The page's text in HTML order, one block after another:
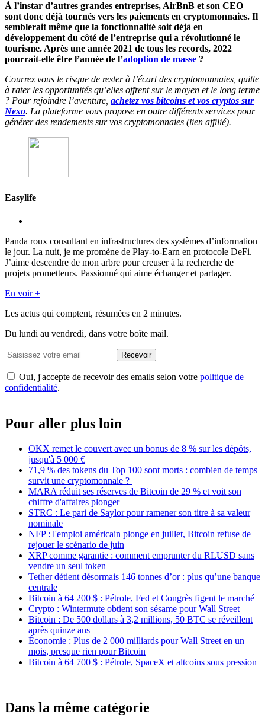
À l’instar d’autres grandes entreprises, AirBnB et son CEO
sont donc déjà tournés vers les paiements en cryptomonnaies. Il
semblerait même que la fonctionnalité soit déjà en
développement du côté de l’entreprise qui a révolutionné le
tourisme. Après une année 2021 de tous les records, 2022
pourrait-elle être l’année de l’adoption de masse ?
Courrez vous le risque de rester à l’écart des cryptomonnaies, quitte
à rater les opportunités qu’elles offrent sur le moyen et le long terme
? Pour rejoindre l’aventure, achetez vos bitcoins et vos cryptos sur
Nexo. La plateforme vous propose en outre différents services pour
générer des rendements sur vos cryptomonnaies (lien affilié).
Easylife
Panda roux consultant en infrastructures des systèmes d’information
le jour. La nuit, je me promène de Play-to-Earn en protocole DeFi.
J’aime descendre de mon arbre pour creuser à la recherche de
projets prometteurs. Passionné qui aime échanger et partager.
En voir +
Les actus qui comptent, résumées en 2 minutes.
Du lundi au vendredi, dans votre boîte mail.
Recevoir
Oui, j'accepte de recevoir des emails selon votre politique de
confidentialité.
Pour aller plus loin
OKX remet le couvert avec un bonus de 8 % sur les dépôts,
jusqu'à 5 000 €
71,9 % des tokens du Top 100 sont morts : combien de temps
survit une cryptomonnaie ?
MARA réduit ses réserves de Bitcoin de 29 % et voit son
chiffre d'affaires plonger
STRC : Le pari de Saylor pour ramener son titre à sa valeur
nominale
NFP : l'emploi américain plonge en juillet, Bitcoin refuse de
rejouer le scénario de juin
XRP comme garantie : comment emprunter du RLUSD sans
vendre un seul token
Tether détient désormais 146 tonnes d’or : plus qu’une banque
centrale
Bitcoin à 64 200 $ : Pétrole, Fed et Congrès figent le marché
Crypto : Wintermute obtient son sésame pour Wall Street
Bitcoin : De 500 dollars à 3,2 millions, 50 BTC se réveillent
après quinze ans
Économie : Plus de 2 000 milliards pour Wall Street en un
mois, presque rien pour Bitcoin
Bitcoin à 64 700 $ : Pétrole, SpaceX et altcoins sous pression
Dans la même catégorie